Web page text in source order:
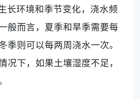
长环境和季节变化，浇水频
般而言，夏季和旱季需要每
季则可以每两周浇水一次。
况下，如果土壤湿度不足，